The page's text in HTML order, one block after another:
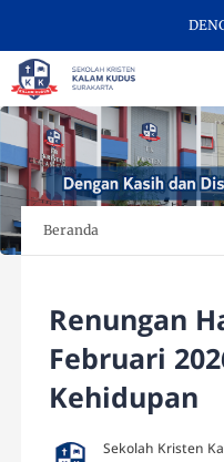
Beranda
Renungan
Februari
Kehidupan
Sekolah Kristen